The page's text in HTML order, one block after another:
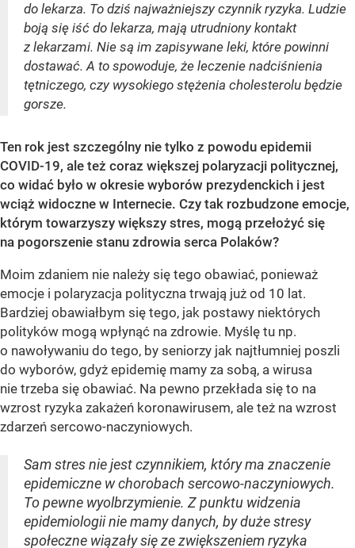
do lekarza. To dziś najważniejszy czynnik ryzyka. Ludzie
boją się iść do lekarza, mają utrudniony kontakt
z lekarzami. Nie są im zapisywane leki, które powinni
dostawać. A to spowoduje, że leczenie nadciśnienia
tętniczego, czy wysokiego stężenia cholesterolu będzie
gorsze.
Ten rok jest szczególny nie tylko z powodu epidemii
COVID-19, ale też coraz większej polaryzacji politycznej,
co widać było w okresie wyborów prezydenckich i jest
wciąż widoczne w Internecie. Czy tak rozbudzone emocje,
którym towarzyszy większy stres, mogą przełożyć się
na pogorszenie stanu zdrowia serca Polaków?
Moim zdaniem nie należy się tego obawiać, ponieważ
emocje i polaryzacja polityczna trwają już od 10 lat.
Bardziej obawiałbym się tego, jak postawy niektórych
polityków mogą wpłynąć na zdrowie. Myślę tu np.
o nawoływaniu do tego, by seniorzy jak najtłumniej poszli
do wyborów, gdyż epidemię mamy za sobą, a wirusa
nie trzeba się obawiać. Na pewno przekłada się to na
wzrost ryzyka zakażeń koronawirusem, ale też na wzrost
zdarzeń sercowo-naczyniowych.
Sam stres nie jest czynnikiem, który ma znaczenie
epidemiczne w chorobach sercowo-naczyniowych.
To pewne wyolbrzymienie. Z punktu widzenia
epidemiologii nie mamy danych, by duże stresy
społeczne wiązały się ze zwiększeniem ryzyka